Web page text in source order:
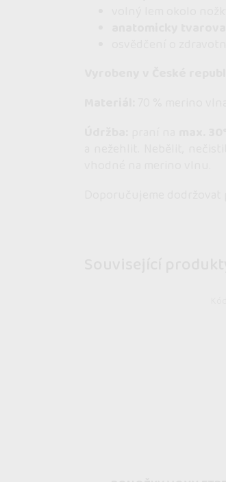
volný lem okolo
anatomicky
osvědčení o
Vyrobeny v České
70 % merino
max.
a nežehlit. Nebělit,
Doporučujeme